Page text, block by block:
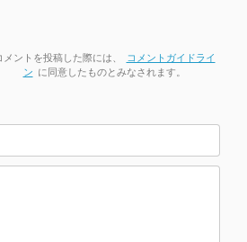
メントを投稿した際には、
コメントガイドライ
ン に同意したものとみなされます。